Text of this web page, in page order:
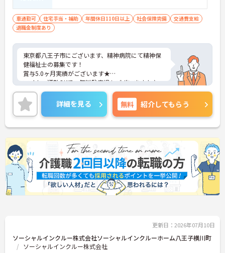
車通勤可 住宅手当・補助 年間休日110日以上 社会保険完備
交通費支給
退職金制度あり
東京都八王子市にございます、精神病院にて精神保
健福祉士の募集です！
賞与5.0ヶ月実績がございます★
マイカー通勤OKで、無料駐車場もございますよ♪
ご興味のある方は、マイナビ介護職までお問い合わ
せください。詳細を見る 無料 紹介してもらう
更新日：2026年07月10日
ソーシャルインクルー株式会社ソーシャルインクルーホーム八王子横川町
ソーシャルインクルー株式会社